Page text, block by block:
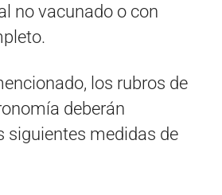
no vacunado o con
los rubros de
deberán
siguientes medidas de